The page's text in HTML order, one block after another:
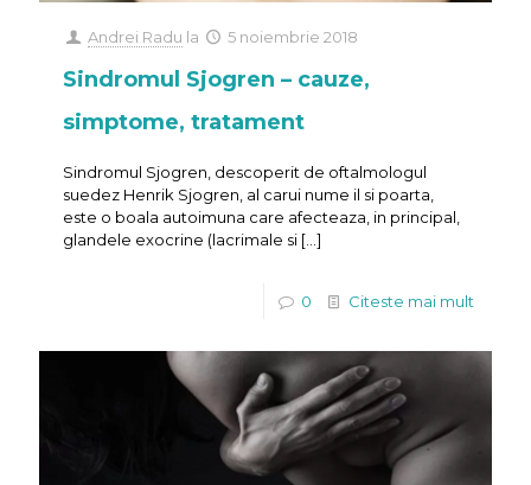
Andrei Radu la 5 noiembrie 2018
Sindromul Sjogren – cauze,
simptome, tratament
Sindromul Sjogren, descoperit de oftalmologul
suedez Henrik Sjogren, al carui nume il si poarta,
este o boala autoimuna care afecteaza, in principal,
glandele exocrine (lacrimale si […]
0 Citeste mai mult